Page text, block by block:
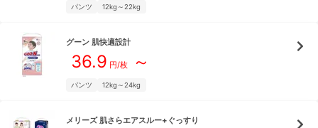
パンツ 12kg～22kg
グーン 肌快適設計
36.9 円/枚～
パンツ 12kg～24kg
メリーズ 肌さらエアスルー+ぐっすり